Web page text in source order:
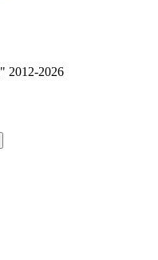
2012-2026